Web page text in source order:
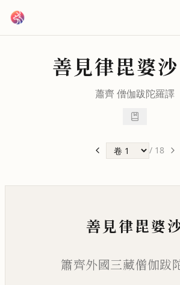
善見律毘婆沙
蕭齊 僧伽跋陀羅譯
/ 18
善見律毘婆
簫齊外國三藏僧伽跋